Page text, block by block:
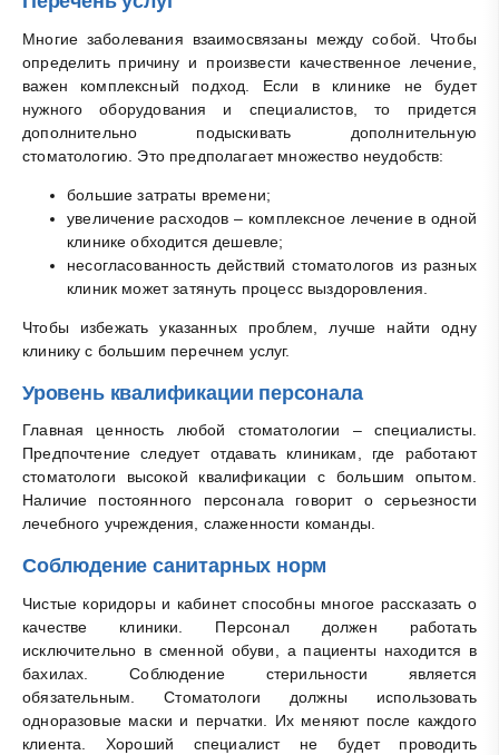
Многие заболевания взаимосвязаны между собой. Чтобы
определить причину и произвести качественное лечение,
важен комплексный подход. Если в клинике не будет
нужного оборудования и специалистов, то придется
дополнительно подыскивать дополнительную
стоматологию. Это предполагает множество неудобств:
большие затраты времени;
увеличение расходов – комплексное лечение в одной
клинике обходится дешевле;
несогласованность действий стоматологов из разных
клиник может затянуть процесс выздоровления.
Чтобы избежать указанных проблем, лучше найти одну
клинику с большим перечнем услуг.
Уровень квалификации персонала
Главная ценность любой стоматологии – специалисты.
Предпочтение следует отдавать клиникам, где работают
стоматологи высокой квалификации с большим опытом.
Наличие постоянного персонала говорит о серьезности
лечебного учреждения, слаженности команды.
Соблюдение санитарных норм
Чистые коридоры и кабинет способны многое рассказать о
качестве клиники. Персонал должен работать
исключительно в сменной обуви, а пациенты находится в
бахилах. Соблюдение стерильности является
обязательным. Стоматологи должны использовать
одноразовые маски и перчатки. Их меняют после каждого
клиента. Хороший специалист не будет проводить